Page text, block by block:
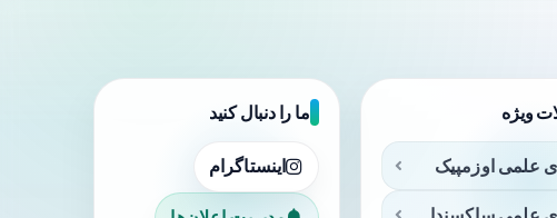
ویژه
علمی اوزمپیک
ما را دنبال کنید
اینستاگرام